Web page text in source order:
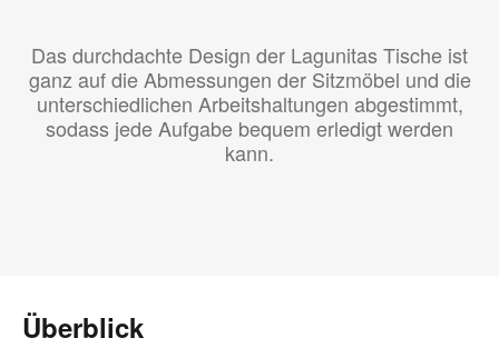
Das durchdachte Design der Lagunitas Tische ist
ganz auf die Abmessungen der Sitzmöbel und die
unterschiedlichen Arbeitshaltungen abgestimmt,
sodass jede Aufgabe bequem erledigt werden
kann.
Überblick